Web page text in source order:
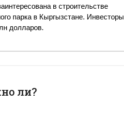
в строительстве
парка в Кыргызстане. Инвесторы
долларов.
ли?